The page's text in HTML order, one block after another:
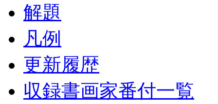
解題
凡例
更新履歴
収録書画家番付一覧